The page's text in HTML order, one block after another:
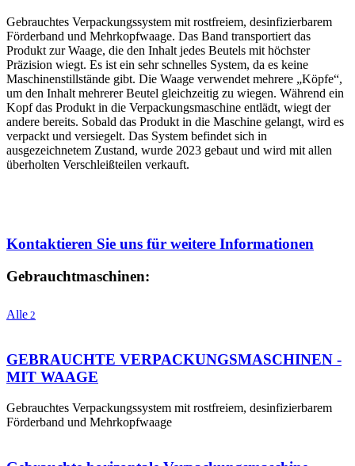
Gebrauchtes Verpackungssystem mit rostfreiem, desinfizierbarem
Förderband und Mehrkopfwaage. Das Band transportiert das
Produkt zur Waage, die den Inhalt jedes Beutels mit höchster
Präzision wiegt. Es ist ein sehr schnelles System, da es keine
Maschinenstillstände gibt. Die Waage verwendet mehrere „Köpfe“,
um den Inhalt mehrerer Beutel gleichzeitig zu wiegen. Während ein
Kopf das Produkt in die Verpackungsmaschine entlädt, wiegt der
andere bereits. Sobald das Produkt in die Maschine gelangt, wird es
verpackt und versiegelt. Das System befindet sich in
ausgezeichnetem Zustand, wurde 2023 gebaut und wird mit allen
überholten Verschleißteilen verkauft.
Kontaktieren Sie uns für weitere Informationen
Gebrauchtmaschinen:
Alle 2
GEBRAUCHTE VERPACKUNGSMASCHINEN -
MIT WAAGE
Gebrauchtes Verpackungssystem mit rostfreiem, desinfizierbarem
Förderband und Mehrkopfwaage